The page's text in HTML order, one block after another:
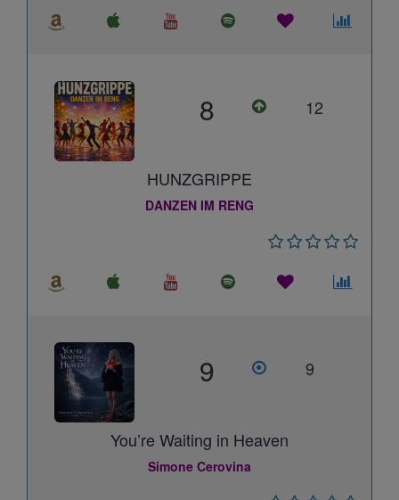
8 12
HUNZGRIPPE
DANZEN IM RENG
9 9
You’re Waiting in Heaven
Simone Cerovina